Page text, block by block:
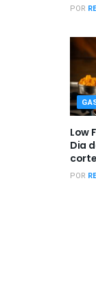
POR
Low
Dia
POR